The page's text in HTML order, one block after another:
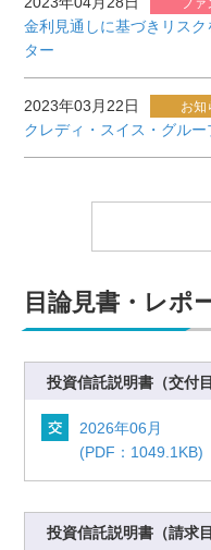
金利見通しに基づきリス
ター
2023年03月22日 お知
クレディ・スイス・グル
目論見書・レポ
投資信託説明書 （交付
2026年06月
(PDF：1049.1KB)
投資信託説明書 （請求